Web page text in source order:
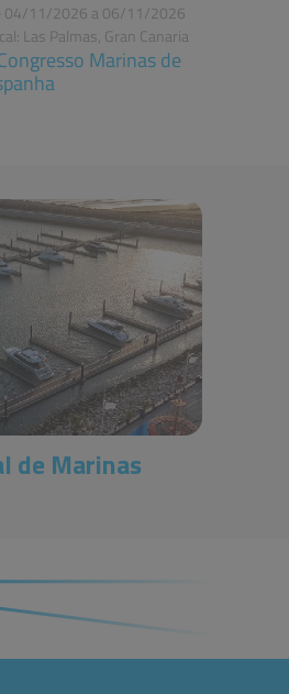
04/11/2026 a 06/11/2026
Las Palmas, Gran Canaria
Marinas de
de Marinas